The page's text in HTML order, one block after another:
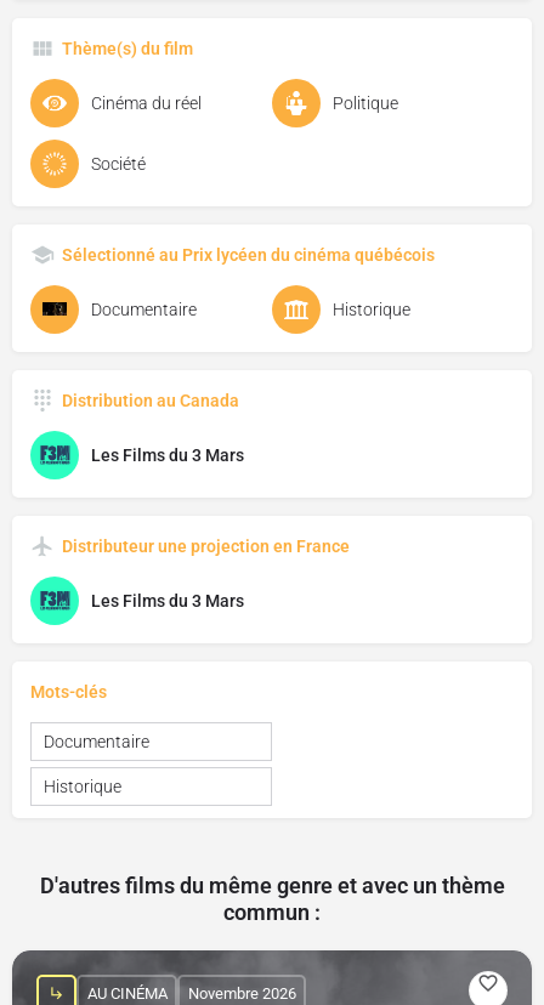
Thème(s) du film
Cinéma du réel Politique
Société
Sélectionné au Prix lycéen du cinéma québécois
Documentaire Historique
Distribution au Canada
Les Films du 3 Mars
Distributeur une projection en France
Les Films du 3 Mars
Mots-clés
Documentaire
Historique
D'autres films du même genre et avec un thème
commun :
AU CINÉMA Novembre 2026